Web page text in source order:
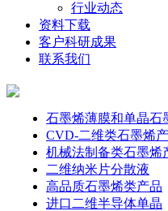
行业动态
资料下载
客户科研成果
联系我们
石墨烯薄膜和单晶石
CVD-二维类石墨烯
机械法制备类石墨烯
二维纳米片分散液
高品质石墨烯类产品
进口二维半导体单晶